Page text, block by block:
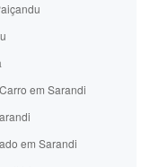
em Sarandi
em Sarandi